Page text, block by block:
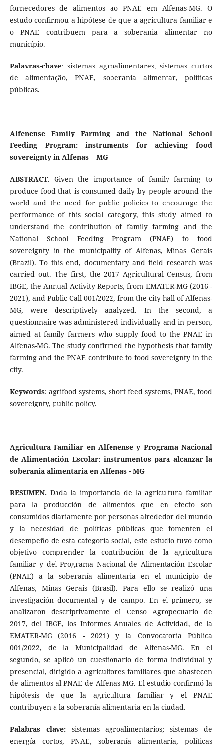
fornecedores de alimentos ao PNAE em Alfenas-MG. O
estudo confirmou a hipótese de que a agricultura familiar e
o PNAE contribuem para a soberania alimentar no
município.
Palavras-chave: sistemas agroalimentares, sistemas curtos
de alimentação, PNAE, soberania alimentar, políticas
públicas.
Alfenense Family Farming and the National School
Feeding Program: instruments for achieving food
sovereignty in Alfenas – MG
ABSTRACT. Given the importance of family farming to
produce food that is consumed daily by people around the
world and the need for public policies to encourage the
performance of this social category, this study aimed to
understand the contribution of family farming and the
National School Feeding Program (PNAE) to food
sovereignty in the municipality of Alfenas, Minas Gerais
(Brazil). To this end, documentary and field research was
carried out. The first, the 2017 Agricultural Census, from
IBGE, the Annual Activity Reports, from EMATER-MG (2016 -
2021), and Public Call 001/2022, from the city hall of Alfenas-
MG, were descriptively analyzed. In the second, a
questionnaire was administered individually and in person,
aimed at family farmers who supply food to the PNAE in
Alfenas-MG. The study confirmed the hypothesis that family
farming and the PNAE contribute to food sovereignty in the
city.
Keywords: agrifood systems, short feed systems, PNAE, food
sovereignty, public policy.
Agricultura Familiar en Alfenense y Programa Nacional
de Alimentación Escolar: instrumentos para alcanzar la
soberanía alimentaria en Alfenas - MG
RESUMEN. Dada la importancia de la agricultura familiar
para la producción de alimentos que en efecto son
consumidos diariamente por personas alrededor del mundo
y la necesidad de políticas públicas que fomenten el
desempeño de esta categoría social, este estudio tuvo como
objetivo comprender la contribución de la agricultura
familiar y del Programa Nacional de Alimentación Escolar
(PNAE) a la soberanía alimentaria en el municipio de
Alfenas, Minas Gerais (Brasil). Para ello se realizó una
investigación documental y de campo. En el primero, se
analizaron descriptivamente el Censo Agropecuario de
2017, del IBGE, los Informes Anuales de Actividad, de la
EMATER-MG (2016 - 2021) y la Convocatoria Pública
001/2022, de la Municipalidad de Alfenas-MG. En el
segundo, se aplicó un cuestionario de forma individual y
presencial, dirigido a agricultores familiares que abastecen
de alimentos al PNAE de Alfenas-MG. El estudio confirmó la
hipótesis de que la agricultura familiar y el PNAE
contribuyen a la soberanía alimentaria en la ciudad.
Palabras clave:sistemas agroalimentarios; sistemas de
energía cortos, PNAE, soberanía alimentaria, políticas